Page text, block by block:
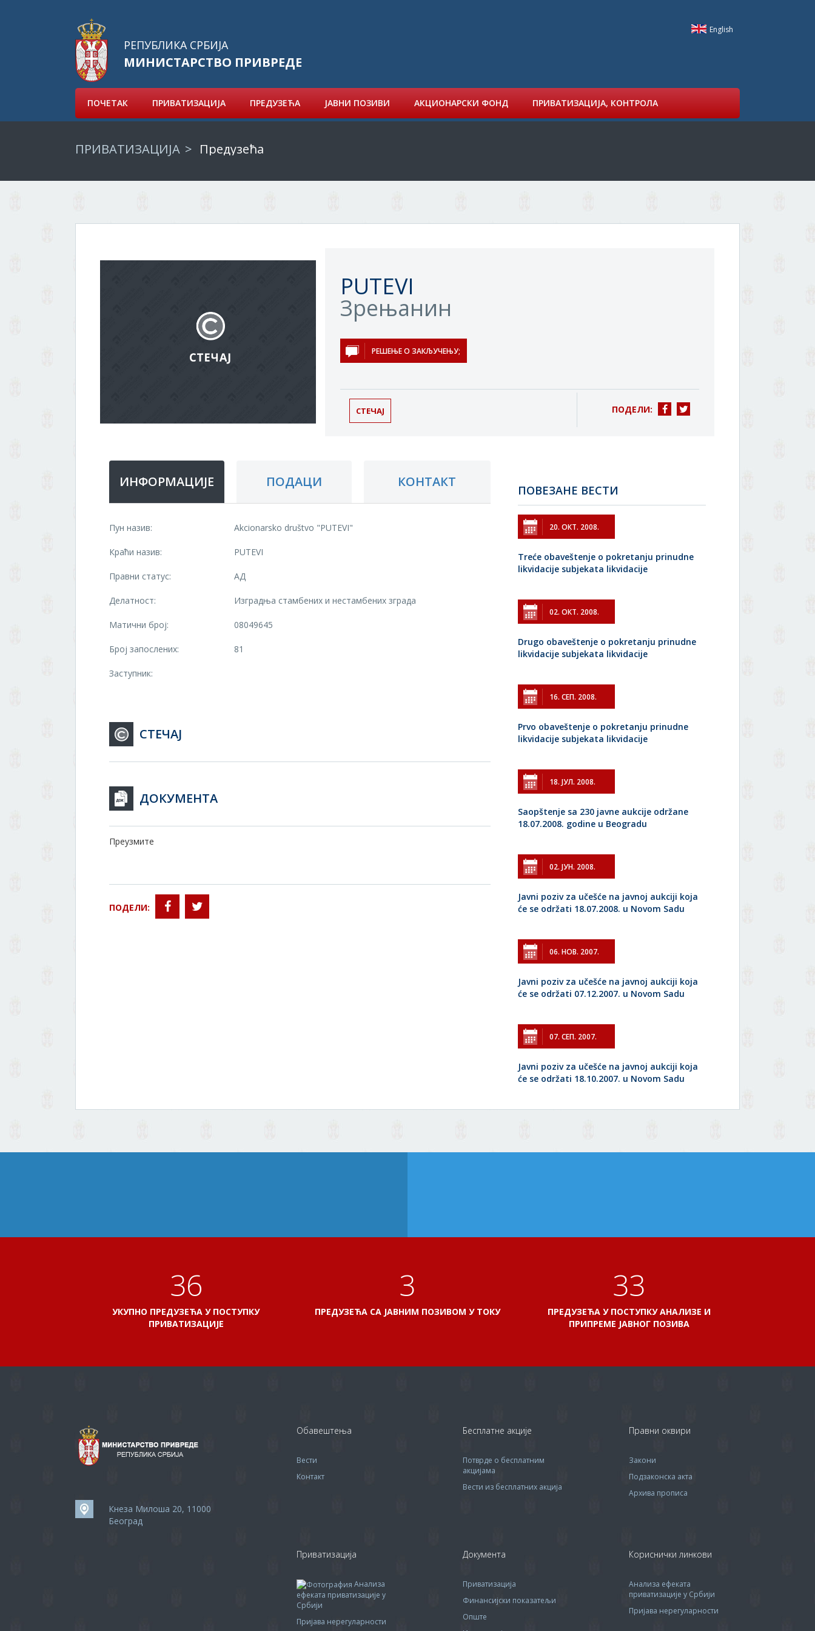
English
РЕПУБЛИКА СРБИЈА
МИНИСТАРСТВО ПРИВРЕДЕ
ПОЧЕТАК ПРИВАТИЗАЦИЈА ПРЕДУЗЕЋА ЈАВНИ ПОЗИВИ АКЦИОНАРСКИ ФОНД ПРИВАТИЗАЦИЈА, КОНТРОЛА
ПРИВАТИЗАЦИЈА Предузећа
PUTEVI
Зрењанин
РЕШЕЊЕ О ЗАКЉУЧЕЊУ;
СТЕЧАЈ ПОДЕЛИ:
ИНФОРМАЦИЈЕ ПОДАЦИ КОНТАКТ
Пун назив: Akcionarsko društvo "PUTEVI"
Краћи назив: PUTEVI
Правни статус: АД
Делатност: Изградња стамбених и нестамбених зграда
Матични број: 08049645
Број запослених: 81
Заступник:
СТЕЧАЈ
ДОКУМЕНТА
Преузмите
ПОДЕЛИ:
ПОВЕЗАНЕ ВЕСТИ
20. ОКТ. 2008.
Treće obaveštenje o pokretanju prinudne
likvidacije subjekata likvidacije
02. ОКТ. 2008.
Drugo obaveštenje o pokretanju prinudne
likvidacije subjekata likvidacije
16. СЕП. 2008.
Prvo obaveštenje o pokretanju prinudne
likvidacije subjekata likvidacije
18. ЈУЛ. 2008.
Saopštenje sa 230 javne aukcije održane
18.07.2008. godine u Beogradu
02. ЈУН. 2008.
Javni poziv za učešće na javnoj aukciji koja
će se održati 18.07.2008. u Novom Sadu
06. НОВ. 2007.
Javni poziv za učešće na javnoj aukciji koja
će se održati 07.12.2007. u Novom Sadu
07. СЕП. 2007.
Javni poziv za učešće na javnoj aukciji koja
će se održati 18.10.2007. u Novom Sadu
41
УКУПНО ПРЕДУЗЕЋА У ПОСТУПКУ
ПРИВАТИЗАЦИЈЕ
3
ПРЕДУЗЕЋА СА ЈАВНИМ ПОЗИВОМ У ТОКУ
38
ПРЕДУЗЕЋА У ПОСТУПКУ АНАЛИЗЕ И
ПРИПРЕМЕ ЈАВНОГ ПОЗИВА
Кнеза Милоша 20, 11000
Београд
Обавештења
Вести
Контакт
Приватизација
Анализа
ефеката приватизације у
Србији
Пријава нерегуларности
Бесплатне акције
Потврде о бесплатним
акцијама
Вести из бесплатних акција
Документа
Приватизација
Финансијски показатељи
Опште
Правни оквири
Закони
Подзаконска акта
Архива прописa
Кориснички линкови
Анализа ефеката
приватизације у Србији
Пријава нерегуларности